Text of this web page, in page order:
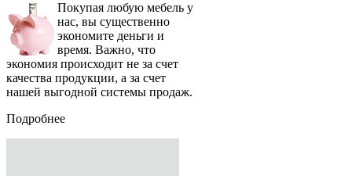
Покупая любую мебель у
нас, вы существенно
экономите деньги и
время. Важно, что
экономия происходит не за счет
качества продукции, а за счет
нашей выгодной системы продаж.
Подробнее